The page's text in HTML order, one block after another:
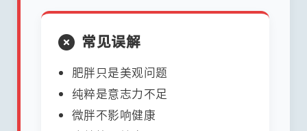
常见误解
肥胖只是美观问题
纯粹是意志力不足
微胖不影响健康